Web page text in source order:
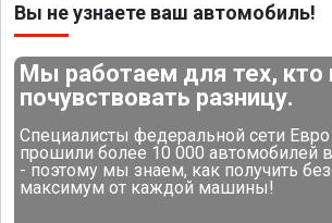
Вы не узнаете ваш автомобиль!
Мы работаем для тех,
почувствовать разницу.
Специалисты федеральной сети
прошили более 10 000 автомобилей
- поэтому мы знаем, как получить
максимум от каждой машины!